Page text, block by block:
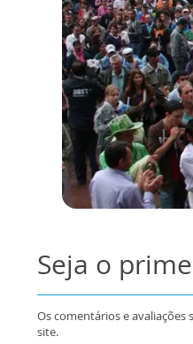
Seja o
Os comentários e
site.